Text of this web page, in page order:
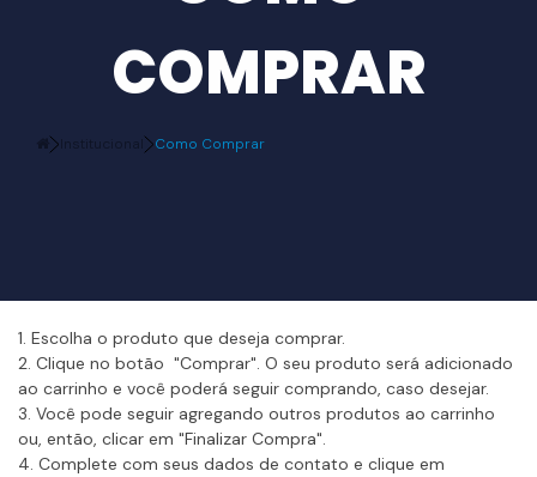
COMPRAR
Institucional Como Comprar
1. Escolha o produto que deseja comprar.
2. Clique no botão "Comprar". O seu produto será adicionado
ao carrinho e você poderá seguir comprando, caso desejar.
3. Você pode seguir agregando outros produtos ao carrinho
ou, então, clicar em "Finalizar Compra".
4. Complete com seus dados de contato e clique em